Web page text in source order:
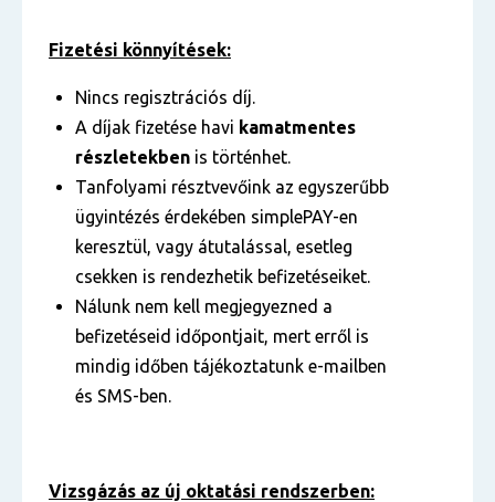
Fizetési könnyítések:
Nincs regisztrációs díj.
A díjak fizetése havi kamatmentes
részletekben is történhet.
Tanfolyami résztvevőink az egyszerűbb
ügyintézés érdekében simplePAY-en
keresztül, vagy átutalással, esetleg
csekken is rendezhetik befizetéseiket.
Nálunk nem kell megjegyezned a
befizetéseid időpontjait, mert erről is
mindig időben tájékoztatunk e-mailben
és SMS-ben.
Vizsgázás az új oktatási rendszerben: